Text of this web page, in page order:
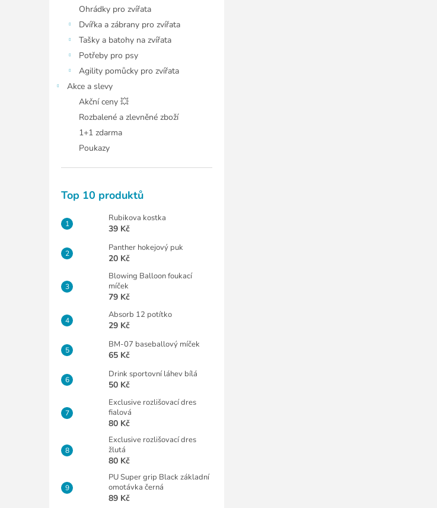
Ohrádky pro zvířata
Dvířka a zábrany pro zvířata
Tašky a batohy na zvířata
Potřeby pro psy
Agility pomůcky pro zvířata
Akce a slevy
Akční ceny 💥
Rozbalené a zlevněné zboží
1+1 zdarma
Poukazy
Top 10 produktů
Rubikova kostka
39 Kč
Panther hokejový puk
20 Kč
Blowing Balloon foukací
míček
79 Kč
Absorb 12 potítko
29 Kč
BM-07 baseballový míček
65 Kč
Drink sportovní láhev bílá
50 Kč
Exclusive rozlišovací dres
fialová
80 Kč
Exclusive rozlišovací dres
žlutá
80 Kč
PU Super grip Black základní
omotávka černá
89 Kč